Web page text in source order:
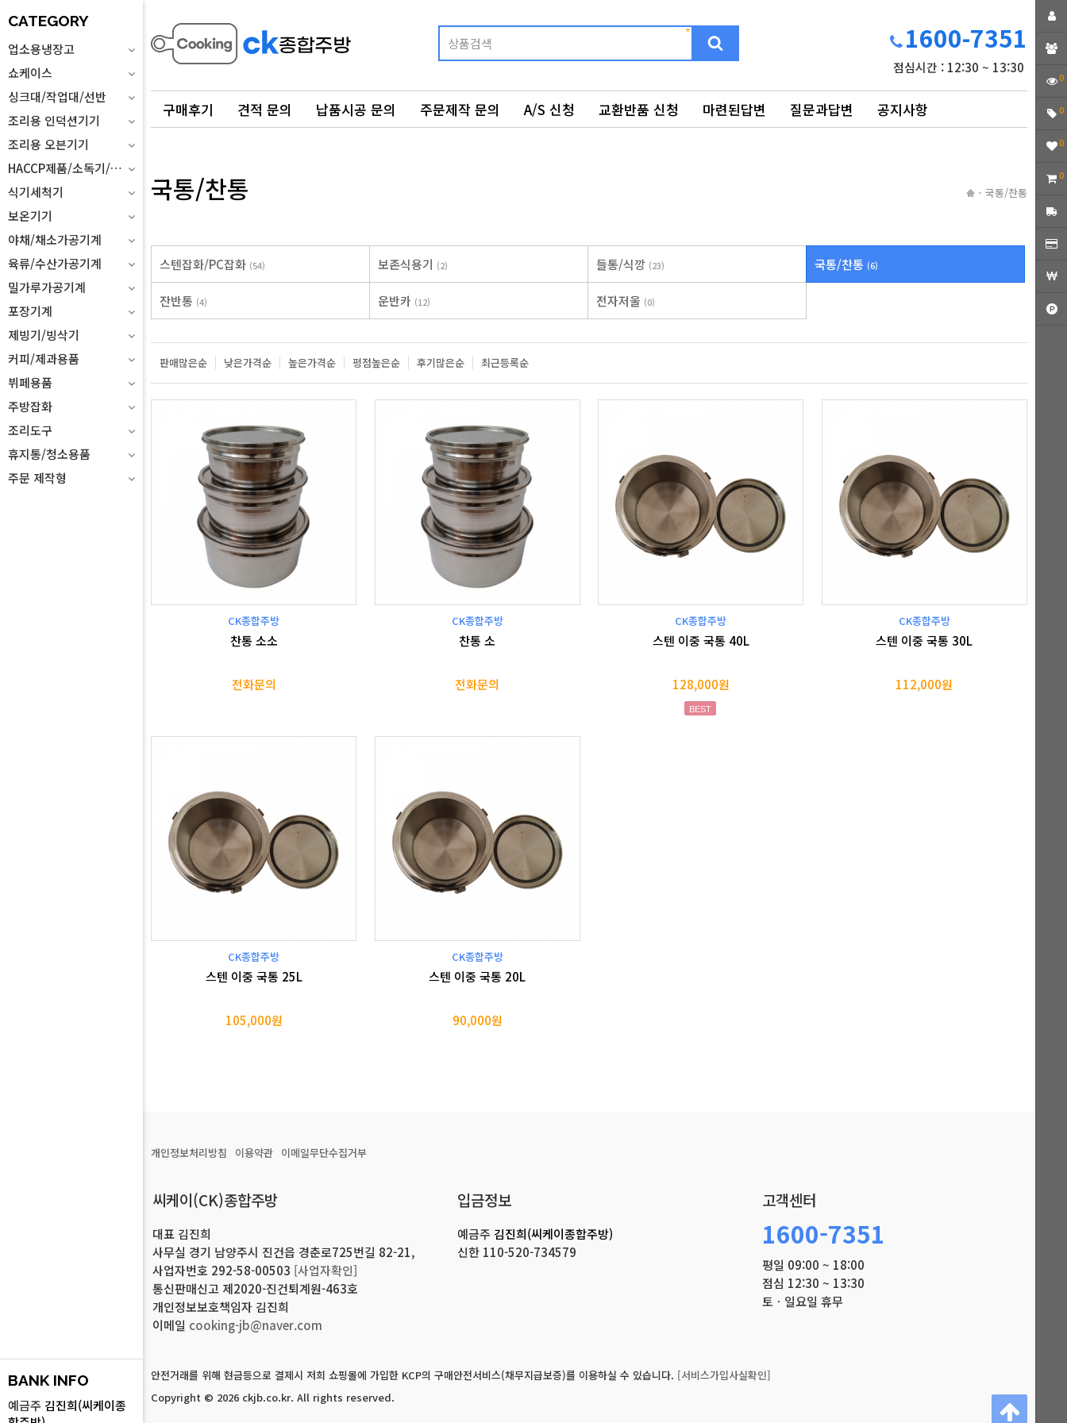
CATEGORY
업소용냉장고
쇼케이스
싱크대/작업대/선반
조리용 인덕션기기
조리용 오븐기기
HACCP제품/소독기/위생설비
식기세척기
보온기기
야채/채소가공기계
육류/수산가공기계
밀가루가공기계
포장기계
제빙기/빙삭기
커피/제과용품
뷔페용품
주방잡화
조리도구
휴지통/청소용품
주문 제작형
BANK INFO
예금주 김진희(씨케이종
1600-7351
점심시간 : 12:30 ~ 13:30
구매후기 견적 문의 납품시공 문의 주문제작 문의 A/S 신청 교환반품 신청 마련된답변 질문과답변 공지사항
국통/찬통 - 국통/찬통
스텐잡화/PC잡화 (54) 보존식용기 (2) 들통/식깡 (23) 국통/찬통 (6)
잔반통 (4) 운반카 (12) 전자저울 (0)
판매많은순 낮은가격순 높은가격순 평점높은순 후기많은순 최근등록순
CK종합주방
찬통 소소
전화문의
CK종합주방
찬통 소
전화문의
CK종합주방
스텐 이중 국통 40L
128,000원
BEST
CK종합주방
스텐 이중 국통 30L
112,000원
CK종합주방
스텐 이중 국통 25L
105,000원
CK종합주방
스텐 이중 국통 20L
90,000원
개인정보처리방침 이용약관 이메일무단수집거부
씨케이(CK)종합주방
대표 김진희
사무실 경기 남양주시 진건읍 경춘로725번길 82-21,
사업자번호 292-58-00503 [사업자확인]
통신판매신고 제2020-진건퇴계원-463호
개인정보보호책임자 김진희
이메일 cooking-jb@naver.com
입금정보
예금주 김진희(씨케이종합주방)
신한110-520-734579
고객센터
1600-7351
평일 09:00 ~ 18:00
점심 12:30 ~ 13:30
토ㆍ일요일 휴무
안전거래를 위해 현금등으로 결제시 저희 쇼핑몰에 가입한 KCP의 구매안전서비스(채무지급보증)를 이용하실 수 있습니다. [서비스가입사실확인]
Copyright © 2026 ckjb.co.kr. All rights reserved.
0
0
0
0